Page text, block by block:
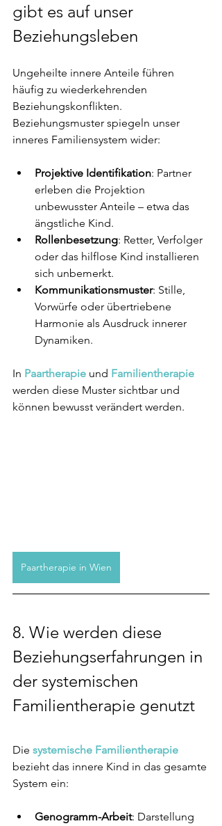
gibt es auf unser
Beziehungsleben
Ungeheilte innere Anteile führen
häufig zu wiederkehrenden
Beziehungskonflikten.
Beziehungsmuster spiegeln unser
inneres Familiensystem wider:
Projektive Identifikation: Partner
erleben die Projektion
unbewusster Anteile – etwa das
ängstliche Kind.
Rollenbesetzung: Retter, Verfolger
oder das hilflose Kind installieren
sich unbemerkt.
Kommunikationsmuster: Stille,
Vorwürfe oder übertriebene
Harmonie als Ausdruck innerer
Dynamiken.
In Paartherapie und Familientherapie
werden diese Muster sichtbar und
können bewusst verändert werden.
Paartherapie in Wien
8. Wie werden diese
Beziehungserfahrungen in
der systemischen
Familientherapie genutzt
Die systemische Familientherapie
bezieht das innere Kind in das gesamte
System ein:
Genogramm-Arbeit: Darstellung